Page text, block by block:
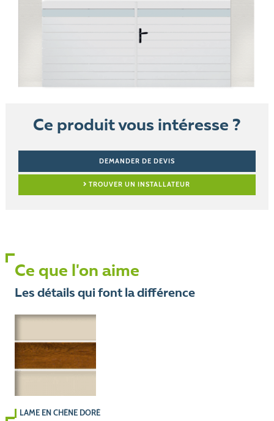
Ce produit vous intéresse ?
DEMANDER DE DEVIS
TROUVER UN INSTALLATEUR
Ce que l'on aime
Les détails qui font la différence
LAME EN CHÊNE DORÉ